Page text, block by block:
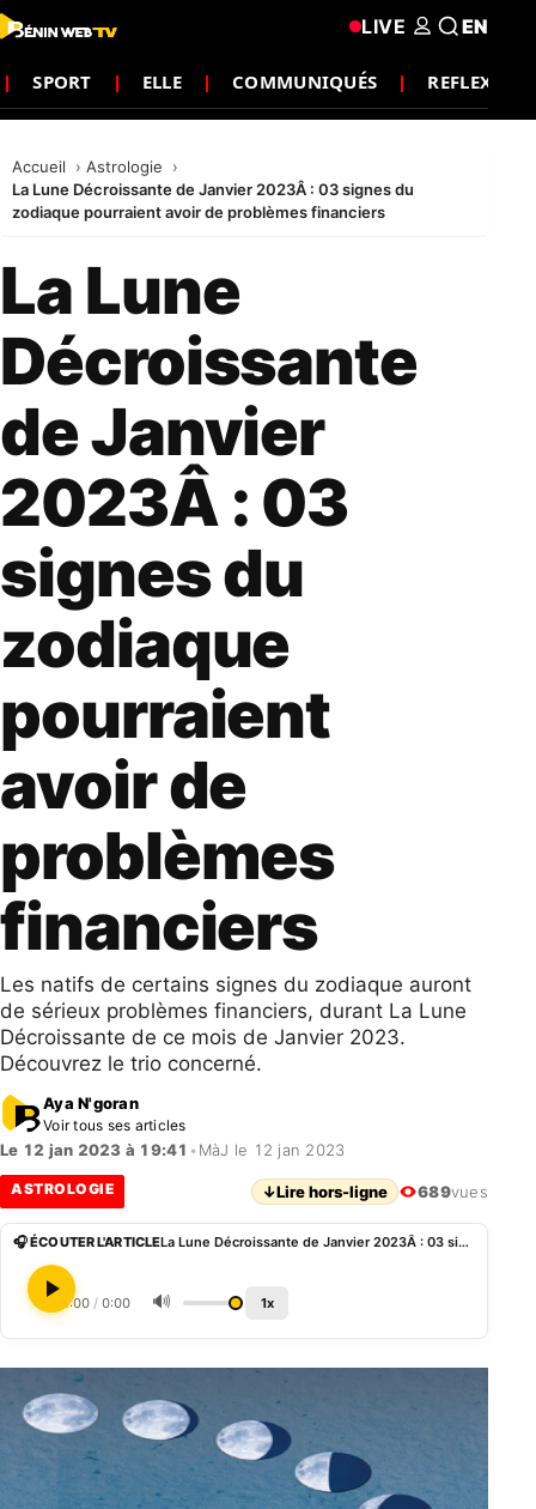
SPORT ELLE COMMUNIQUÉS
LIVE EN
Accueil
Astrologie
La Lune Décroissante de Janvier 2023Â : 03 signes du
zodiaque pourraient avoir de problèmes financiers
La Lune
Décroissante
de Janvier
2023Â : 03
signes du
zodiaque
pourraient
avoir de
problèmes
financiers
Les natifs de certains signes du zodiaque auront
de sérieux problèmes financiers, durant La Lune
Décroissante de ce mois de Janvier 2023.
Découvrez le trio concerné.
Aya N'goran
Voir tous ses articles
Le 12 jan 2023 à 19:41 • MàJ le 12 jan 2023
ASTROLOGIE ↓Lire hors-ligne 689vues
🎧 ÉCOUTER L'ARTICLE La Lune Décroissante de Janvier 2023Â : 03 signes du zodiaque pourraient avoir de problèmes financiers
0:00 / 0:00 🔊 1x